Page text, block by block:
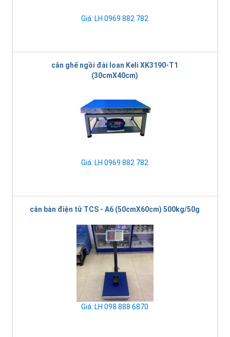
Giá: LH 0969 882 782
cân ghế ngồi đài loan Keli XK3190-T1
(30cmX40cm)
Giá: LH 0969 882 782
cân bàn điện tử TCS - A6 (50cmX60cm) 500kg/50g
Giá: LH 098 888 6870